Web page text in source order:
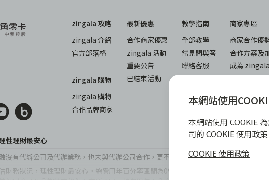
zingala 攻略
zingala 介紹
官方部落格
zingala 購物
zingala 購物
合作品牌商家
最新優惠
合作商家優惠
zingala 活動
重要公告
已結束活動
教學指南
全部教學
常見問與答
聯絡客服
商家專區
商家合作優
合作方案及
成為
商家成長學
商家後台登
性理財最安心
有代辦公司及代辦業務，也未與代辦公司合作，更不會要求您提供實體銀行提款卡
財務狀況，理性理財最安心。總費用年百分率區間為0%~15.9%，實際費用率，仍以
本網站使用
本網站使用 COOKIE
司的 COOKIE 使用政
COOKIE 使用政策